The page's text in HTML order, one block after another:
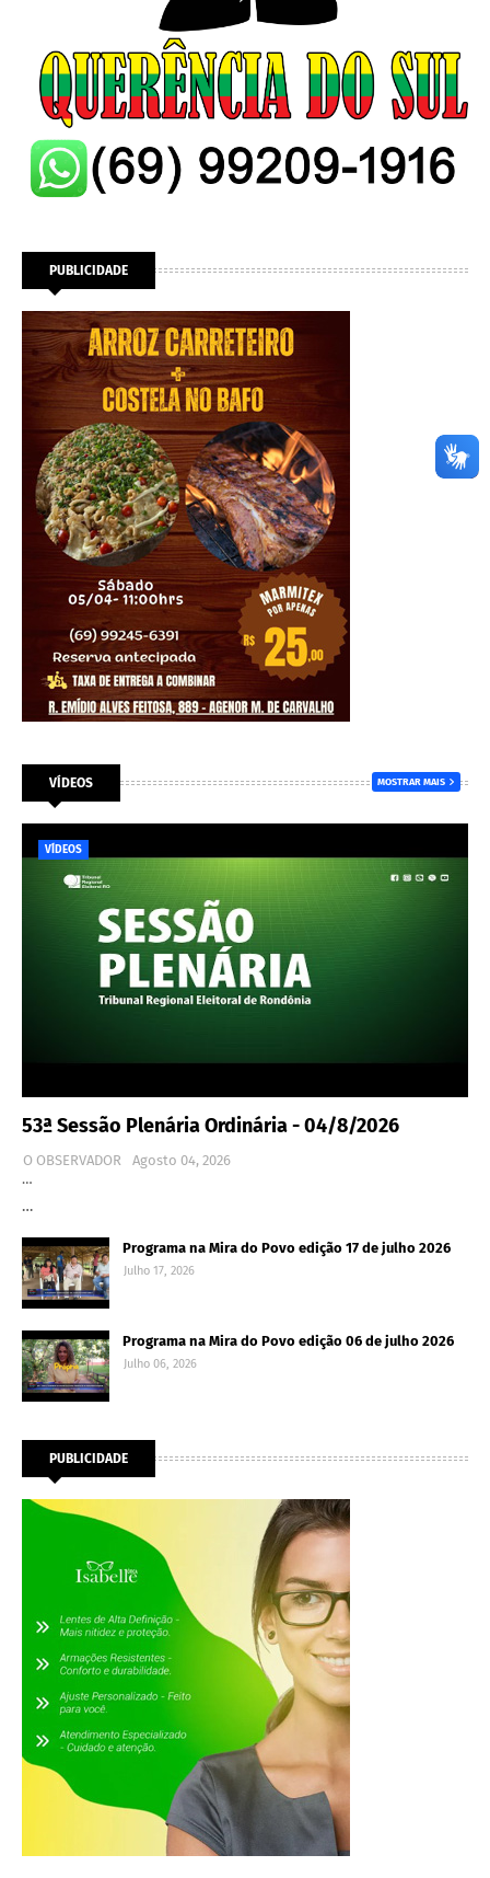
PUBLICIDADE
VÍDEOS MOSTRAR MAIS
VÍDEOS
53ª Sessão Plenária Ordinária - 04/8/2026
O OBSERVADOR
Agosto 04, 2026
…
…
Programa na Mira do Povo edição 17 de julho 2026
Julho 17, 2026
Programa na Mira do Povo edição 06 de julho 2026
Julho 06, 2026
PUBLICIDADE